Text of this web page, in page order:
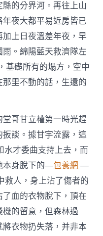
的分界河。再往上山
夜大都平易近房皆已
上日夜溫差年夜，早
。綿陽藍天救濟隊左
基礎所有的塌方，空中
里不動的話，生還的
哥甘立權第一時光趕
談。據甘宇流露，這
水才委曲支持上去，而
本身脫下的—包養網 —
救人，身上沾了傷者的
血的衣物脫下，頂在
的留意，但森林過
衣物扔失落，并非本